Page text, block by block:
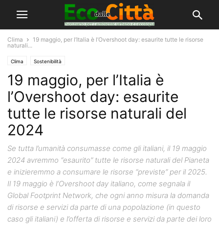
Clima
19 maggio, per l’Italia è l’Overshoot day: esaurite tutte le risorse
naturali...
Clima Sostenibilità
19 maggio, per l’Italia è
l’Overshoot day: esaurite
tutte le risorse naturali del
2024
Se tutta l’umanità consumasse come gli italiani, il 19 maggio
2024 avremmo “esaurito” tutte le risorse naturali del Pianeta
e inizieremmo a consumare le risorse “previste” per il 2025.
Il 19 maggio è l’Overshoot day italiano, come segnala il
Global Footprint Network, che ogni anno misura la domanda
di risorse e servizi da parte di una popolazione (in questo
caso gli italiani) e l’offerta di risorse e servizi da parte dei loro